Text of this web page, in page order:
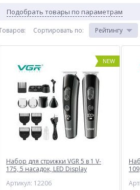
Подобрать товары по параметрам
Сортировать по: Рейтингу
NEW
Набор для стрижки VGR 5 в 1 V-
175, 5 насадок, LED Display
Артикул: 12206